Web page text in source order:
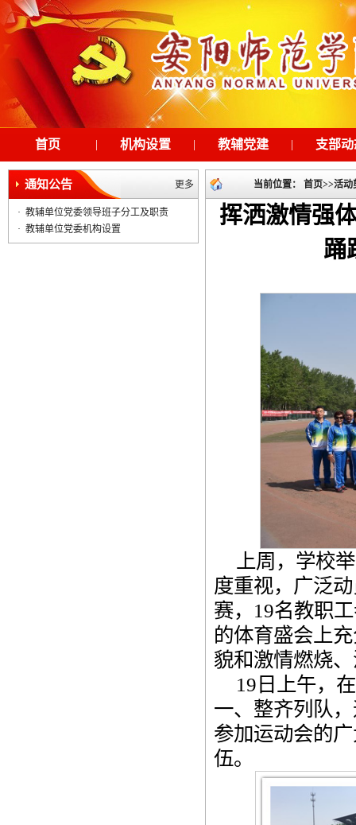
首页 | 机构设置 | 教辅党建 | 支部
更多
通知公告
· 教辅单位党委领导班子分工及职责
· 教辅单位党委机构设置
当前位置： 首页>>活动
挥洒激情强
踊
上周，学校
度重视，广泛
赛，19名教职
的体育盛会上
貌和激情燃烧
19日上午，
一、整齐列队
参加运动会的
伍。